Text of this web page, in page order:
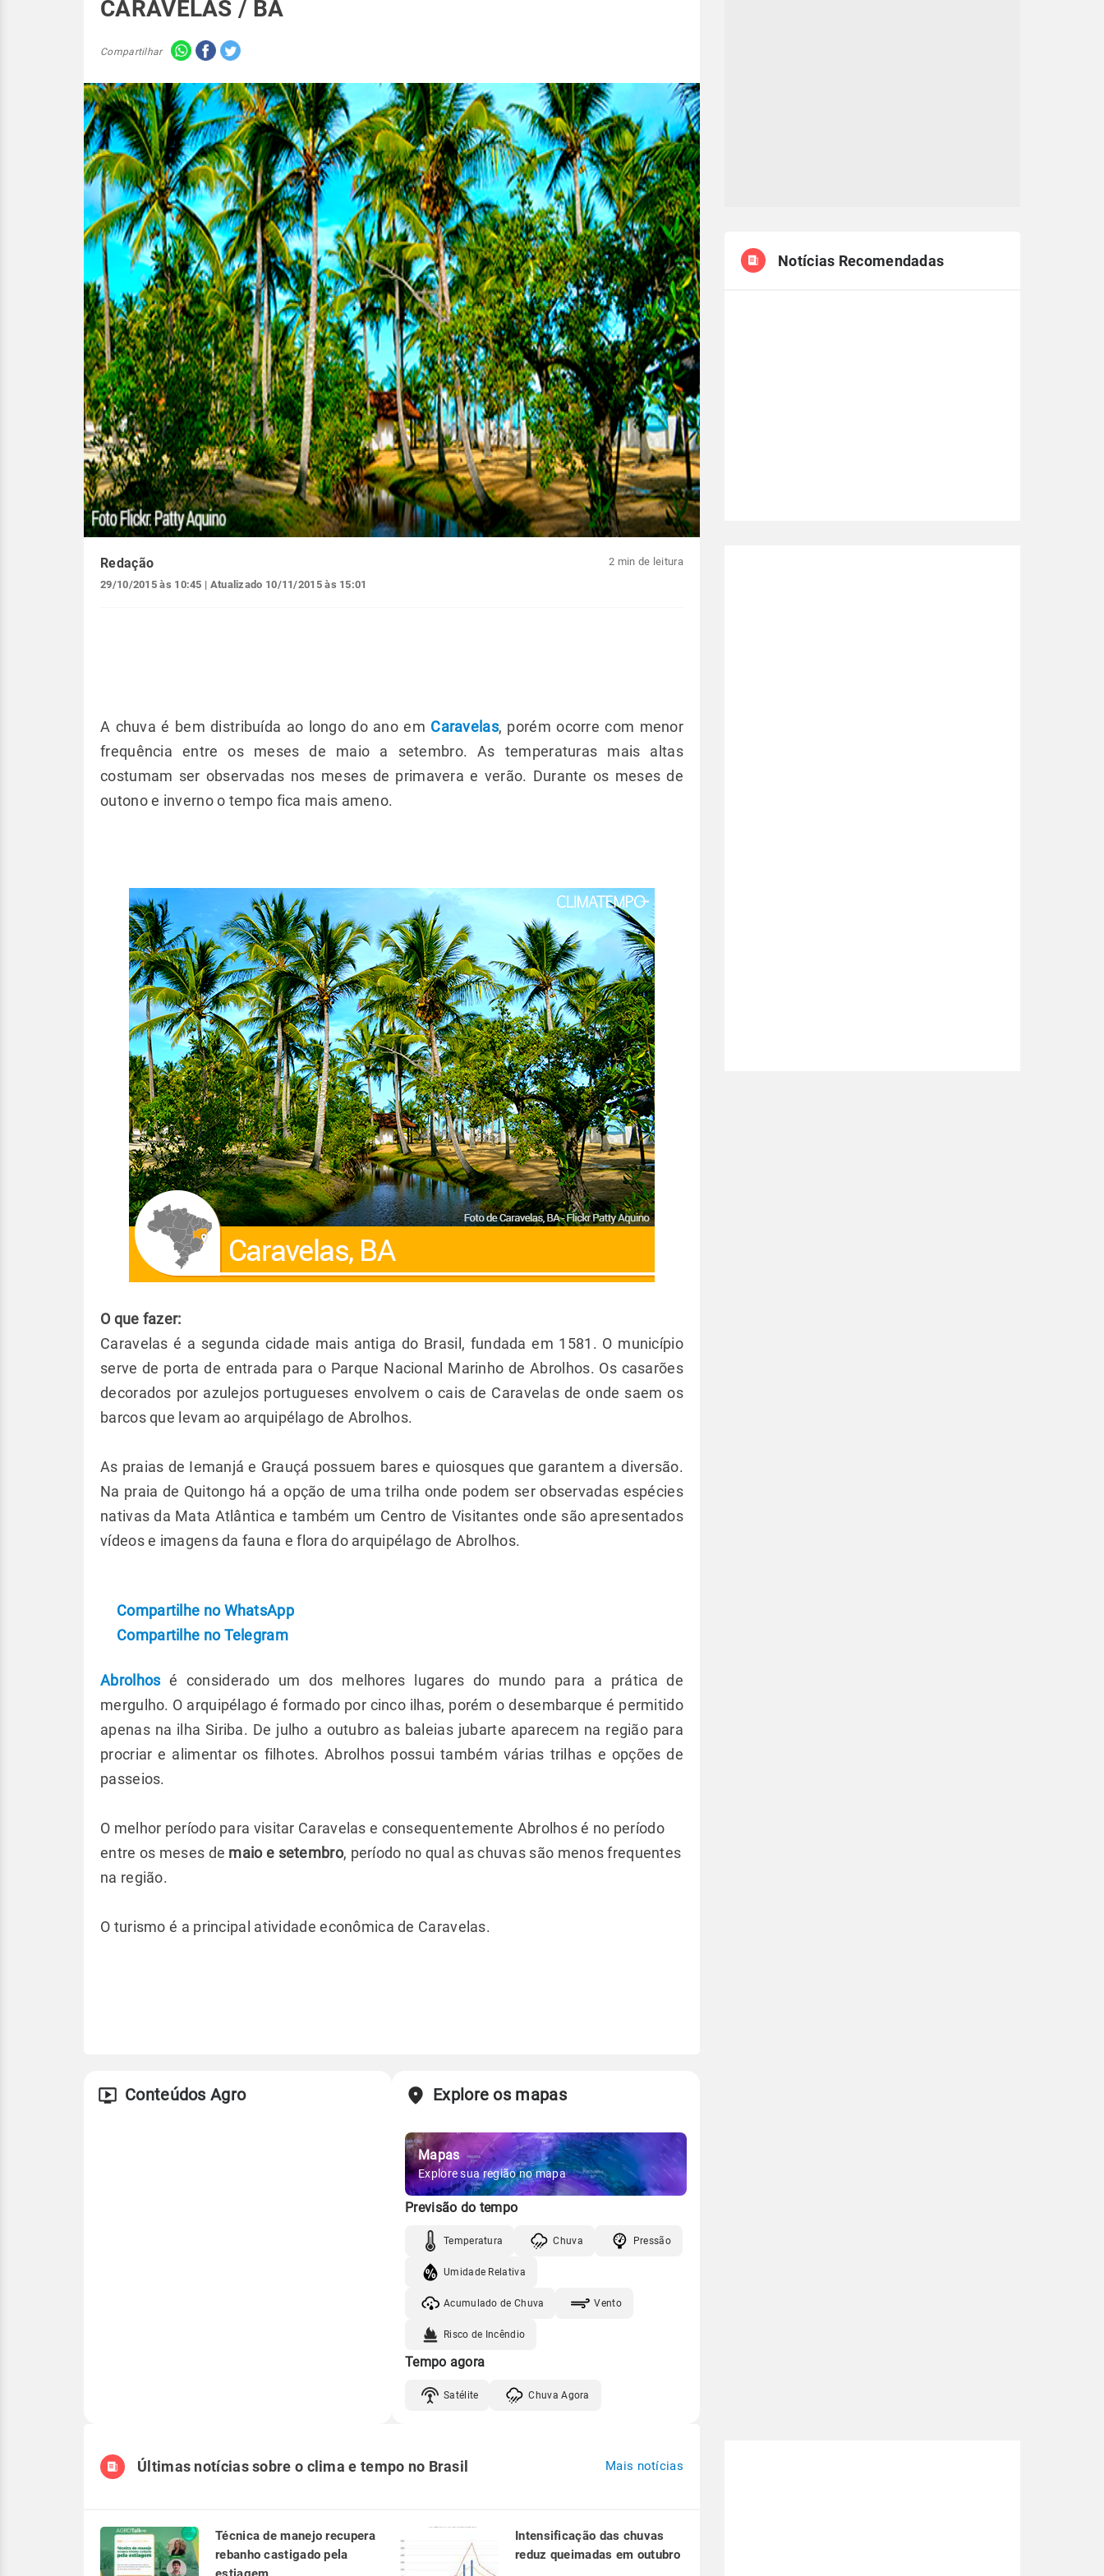
CARAVELAS / BA
Compartilhar
Redação
29/10/2015 às 10:45 | Atualizado 10/11/2015 às 15:01
2 min de leitura
A chuva é bem distribuída ao longo do ano em Caravelas, porém ocorre com menor
frequência entre os meses de maio a setembro. As temperaturas mais altas
costumam ser observadas nos meses de primavera e verão. Durante os meses de
outono e inverno o tempo fica mais ameno.
O que fazer:
Caravelas é a segunda cidade mais antiga do Brasil, fundada em 1581. O município
serve de porta de entrada para o Parque Nacional Marinho de Abrolhos. Os casarões
decorados por azulejos portugueses envolvem o cais de Caravelas de onde saem os
barcos que levam ao arquipélago de Abrolhos.
As praias de Iemanjá e Grauçá possuem bares e quiosques que garantem a diversão.
Na praia de Quitongo há a opção de uma trilha onde podem ser observadas espécies
nativas da Mata Atlântica e também um Centro de Visitantes onde são apresentados
vídeos e imagens da fauna e flora do arquipélago de Abrolhos.
Compartilhe no WhatsApp
Compartilhe no Telegram
Abrolhosé considerado um dos melhores lugares do mundo para a prática de
mergulho. O arquipélago é formado por cinco ilhas, porém o desembarque é permitido
apenas na ilha Siriba. De julho a outubro as baleias jubarte aparecem na região para
procriar e alimentar os filhotes. Abrolhos possui também várias trilhas e opções de
passeios.
O melhor período para visitar Caravelas e consequentemente Abrolhos é no período
entre os meses de maio e setembro, período no qual as chuvas são menos frequentes
na região.
O turismo é a principal atividade econômica de Caravelas.
Conteúdos Agro Explore os mapas
Mapas
Explore sua região no mapa
Previsão do tempo
Temperatura Chuva Pressão
Umidade Relativa
Acumulado de Chuva Vento
Risco de Incêndio
Tempo agora
Satélite Chuva Agora
Notícias Recomendadas
Últimas notícias sobre o clima e tempo no Brasil Mais notícias
Técnica de manejo recupera
rebanho castigado pela
Intensificação das chuvas
reduz queimadas em outubro